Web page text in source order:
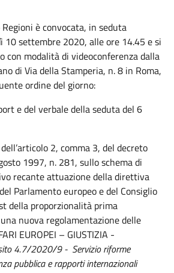
è convocata, in seduta
10 settembre 2020, alle ore 14.45 e si
con modalità di videoconferenza dalla
di Via della Stamperia, n. 8 in Roma,
ordine del giorno:
e del verbale della seduta del 6
2, comma 3, del decreto
1997, n. 281, sullo schema di
recante attuazione della direttiva
Parlamento europeo e del Consiglio
della proporzionalità prima
nuova regolamentazione delle
EUROPEI – GIUSTIZIA -
4.7/2020/9 - Servizio riforme
pubblica e rapporti internazionali